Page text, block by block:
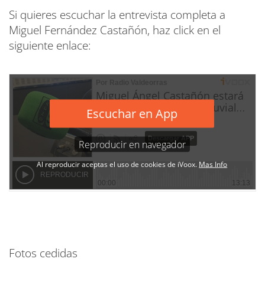
Si quieres escuchar la entrevista completa a
Miguel Fernández Castañón, haz click en el
siguiente enlace:
Fotos cedidas